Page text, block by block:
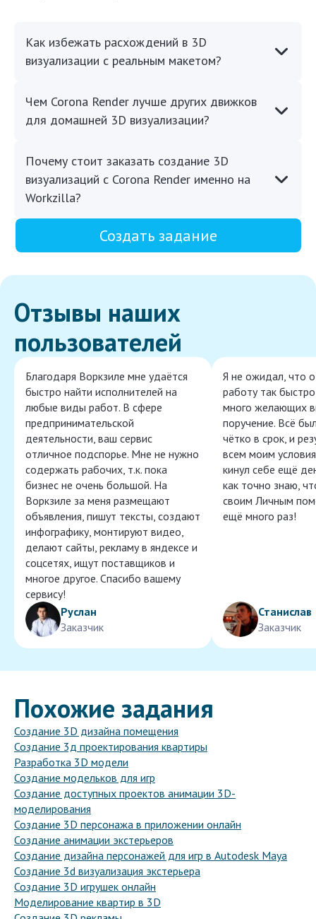
Как избежать расхождений в 3D
визуализации с реальным макетом?
Чем Corona Render лучше других движков
для домашней 3D визуализации?
Почему стоит заказать создание 3D
визуализаций с Corona Render именно на
Workzilla?
Создать задание
Отзывы наших
пользователей
Благодаря Воркзиле мне удаётся
быстро найти исполнителей на
любые виды работ. В сфере
предпринимательской
деятельности, ваш сервис
отличное подспорье. Мне не нужно
содержать рабочих, т.к. пока
бизнес не очень большой. На
Воркзиле за меня размещают
объявления, пишут тексты, создают
инфографику, монтируют видео,
делают сайты, рекламу в яндексе и
соцсетях, ищут поставщиков и
многое другое. Спасибо вашему
сервису!
Руслан
Заказчик
Я не ожидал, что
работу так
много желающих
поручение. Всё
чётко в срок, и
всем моим
кинул себе ещё
как точно знаю,
своим Личным
ещё много раз!
Станислав
Заказчик
Похожие задания
Создание 3D дизайна помещения
Создание 3д проектирования квартиры
Разработка 3D модели
Создание модельков для игр
Создание доступных проектов анимации 3D-
моделирования
Создание 3D персонажа в приложении онлайн
Создание анимации экстерьеров
Создание дизайна персонажей для игр в Autodesk Maya
Создание 3d визуализация экстерьера
Создание 3D игрушек онлайн
Моделирование квартир в 3D